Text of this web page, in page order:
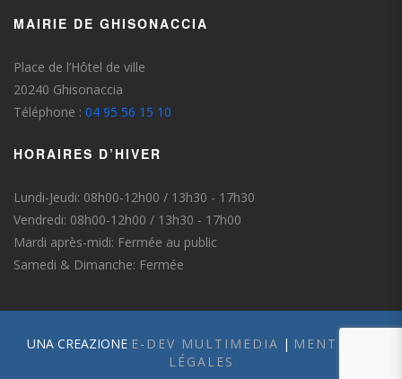
MAIRIE DE GHISONACCIA
Place de l’Hôtel de ville
20240 Ghisonaccia
Téléphone : 04 95 56 15 10
HORAIRES D’HIVER
Lundi-Jeudi: 08h00-12h00 / 13h30 - 17h30
Vendredi: 08h00-12h00 / 13h30 - 17h00
Mardi après-midi: Fermée au public
Samedi & Dimanche: Fermée
UNA CREAZIONE E-DEV MULTIMEDIA | MENTIONS
LÉGALES